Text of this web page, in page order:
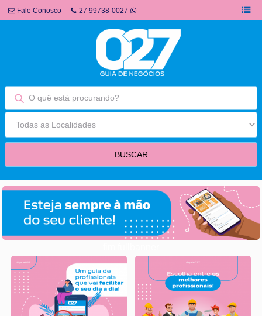
Fale Conosco 27 99738-0027